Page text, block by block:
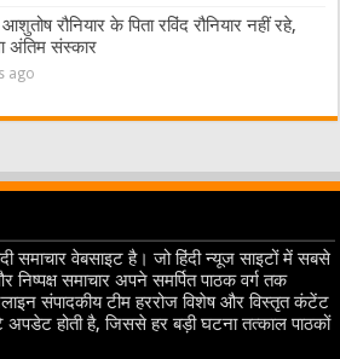
रौनियार के पिता रविंद रौनियार नहीं रहे,
अंतिम संस्कार
ago
समाचार वेबसाइट है। जो हिंदी न्यूज साइटों में सबसे
निष्पक्ष समाचार अपने समर्पित पाठक वर्ग तक
संपादकीय टीम हररोज विशेष और विस्तृत कंटेंट
अपडेट होती है, जिससे हर बड़ी घटना तत्काल पाठकों